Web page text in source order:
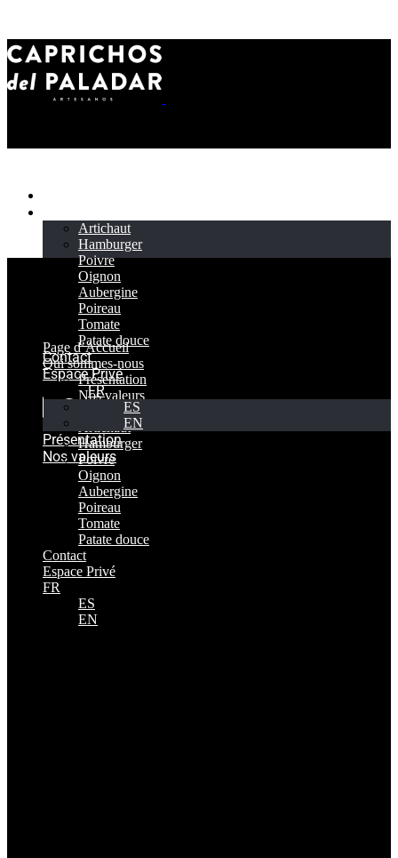
Artichaut
Hamburger
Poivre
Oignon
Aubergine
Poireau
Tomate
Patate douce
Contact
Espace Privé
FR
ES
EN
Présentation
Nos valeurs
Page d’Accueil
Qui sommes-nous
Présentation
Nos valeurs
Productos
Artichaut
Hamburger
Poivre
Oignon
Aubergine
Poireau
Tomate
Patate douce
Contact
Espace Privé
FR
ES
EN